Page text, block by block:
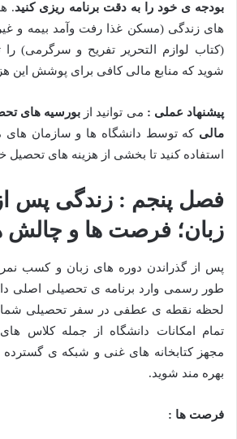
بودجه ی خود را به دقت برنامه ریزی کنید.
های زندگی (مسکن غذا رفت وآمد بیمه و
(کتاب لوازم التحریر تفریح و سرگرمی)
شوید که منابع مالی کافی برای پوشش این
پیشنهاد عملی : می توانید از بورسیه های
مالی که توسط دانشگاه ها و سازمان های
استفاده کنید تا بخشی از هزینه های تحصیل
فصل پنجم : زندگی پس
زبان؛ فرصت ها و چالش
پس از گذراندن دوره های زبان و کسب
طور رسمی وارد برنامه ی تحصیلی اصلی
لحظه نقطه ی عطفی در سفر تحصیلی
تمام امکانات دانشگاه از جمله کلاس های
مجهز کتابخانه های غنی و شبکه ی گسترده
بهره مند شوید.
فرصت ها :